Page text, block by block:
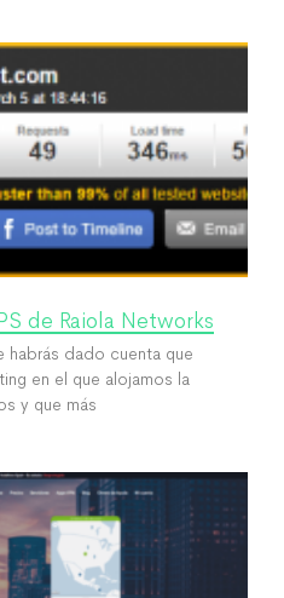
de Raiola Networks
habrás dado cuenta que
en el que alojamos la
y que más